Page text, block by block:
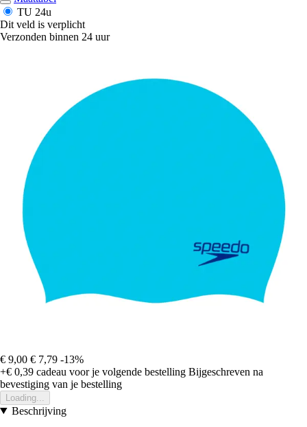
TU 24u
Dit veld is verplicht
Verzonden binnen 24 uur
€ 9,00 € 7,79 -13%
+€ 0,39 cadeau voor je volgende bestelling Bijgeschreven na
bevestiging van je bestelling
Loading...
Beschrijving